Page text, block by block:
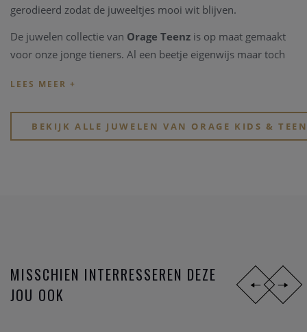
gerodieerd zodat de juweeltjes mooi wit blijven.
De juwelen collectie van Orage Teenz is op maat gemaakt
voor onze jonge tieners. Al een beetje eigenwijs maar toch
Teenzis ook vervaardigd uit zilver 925, en is soms hgezet
Met de collectie Orage Kids en Orage Teenz schenk je jou
BEKIJK ALLE JUWELEN VAN ORAGE KIDS &
MISSCHIEN INTERRESSEREN DEZE
JOU OOK